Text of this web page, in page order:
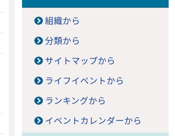
組織から
分類から
サイトマップから
ライフイベントから
ランキングから
イベントカレンダーから